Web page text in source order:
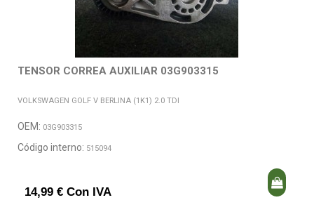
TENSOR CORREA AUXILIAR 03G903315
VOLKSWAGEN GOLF V BERLINA (1K1) 2.0 TDI
OEM: 03G903315
Código interno: 515094
14,99 € Con IVA